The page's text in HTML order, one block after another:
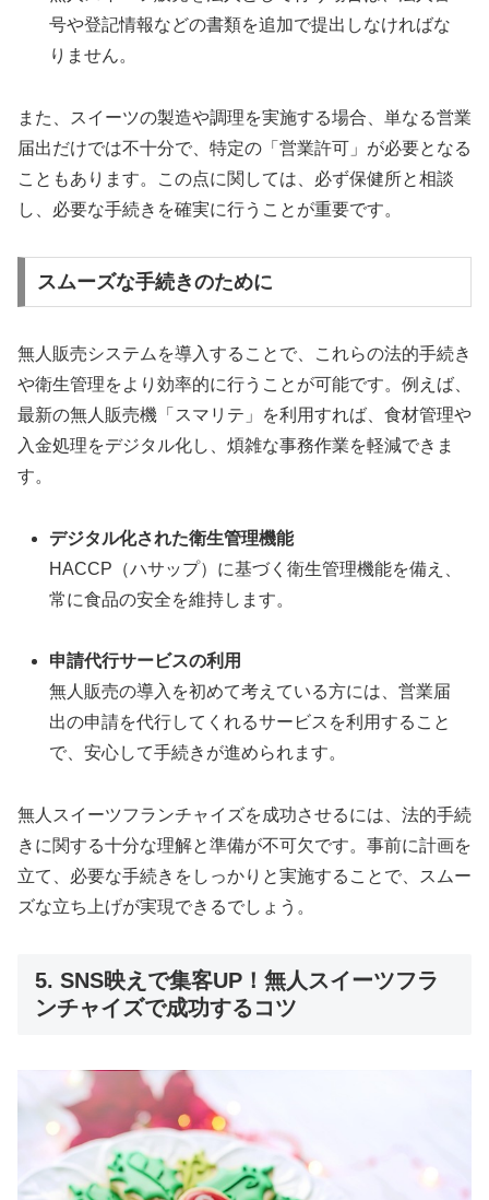
号や登記情報などの書類を追加で提出しなければな
りません。
また、スイーツの製造や調理を実施する場合、単なる営業
届出だけでは不十分で、特定の「営業許可」が必要となる
こともあります。この点に関しては、必ず保健所と相談
し、必要な手続きを確実に行うことが重要です。
スムーズな手続きのために
無人販売システムを導入することで、これらの法的手続き
や衛生管理をより効率的に行うことが可能です。例えば、
最新の無人販売機「スマリテ」を利用すれば、食材管理や
入金処理をデジタル化し、煩雑な事務作業を軽減できま
す。
デジタル化された衛生管理機能
HACCP（ハサップ）に基づく衛生管理機能を備え、
常に食品の安全を維持します。
申請代行サービスの利用
無人販売の導入を初めて考えている方には、営業届
出の申請を代行してくれるサービスを利用すること
で、安心して手続きが進められます。
無人スイーツフランチャイズを成功させるには、法的手続
きに関する十分な理解と準備が不可欠です。事前に計画を
立て、必要な手続きをしっかりと実施することで、スムー
ズな立ち上げが実現できるでしょう。
5. SNS映えで集客UP！無人スイーツフラ
ンチャイズで成功するコツ